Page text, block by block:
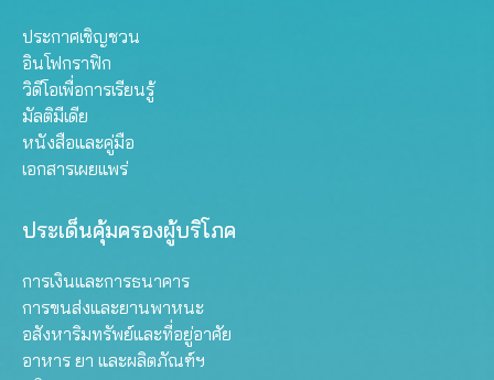
ประกาศเชิญชวน
อินโฟกราฟิก
วิดีโอเพื่อการเรียนรู้
มัลติมีเดีย
หนังสือและคู่มือ
เอกสารเผยแพร่
ประเด็นคุ้มครองผู้บริโภค
การเงินและการธนาคาร
การขนส่งและยานพาหนะ
อสังหาริมทรัพย์และที่อยู่อาศัย
อาหาร ยา และผลิตภัณฑ์ฯ